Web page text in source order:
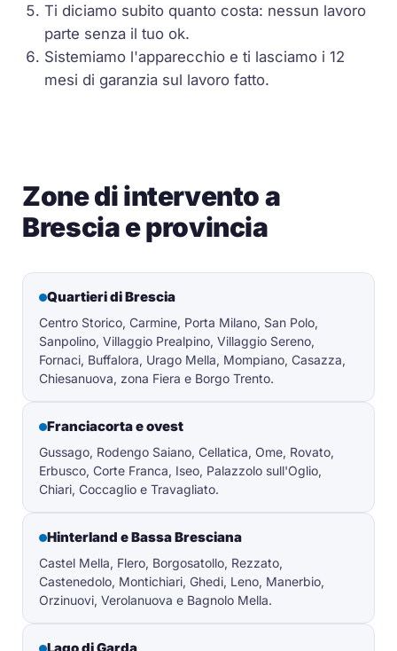
Ti diciamo subito quanto costa: nessun lavoro
parte senza il tuo ok.
Sistemiamo l'apparecchio e ti lasciamo i 12
mesi di garanzia sul lavoro fatto.
Zone di intervento a
Brescia e provincia
Quartieri di Brescia
Centro Storico, Carmine, Porta Milano, San Polo,
Sanpolino, Villaggio Prealpino, Villaggio Sereno,
Fornaci, Buffalora, Urago Mella, Mompiano, Casazza,
Chiesanuova, zona Fiera e Borgo Trento.
Franciacorta e ovest
Gussago, Rodengo Saiano, Cellatica, Ome, Rovato,
Erbusco, Corte Franca, Iseo, Palazzolo sull'Oglio,
Chiari, Coccaglio e Travagliato.
Hinterland e Bassa Bresciana
Castel Mella, Flero, Borgosatollo, Rezzato,
Castenedolo, Montichiari, Ghedi, Leno, Manerbio,
Orzinuovi, Verolanuova e Bagnolo Mella.